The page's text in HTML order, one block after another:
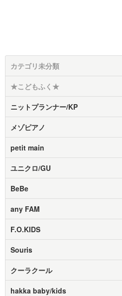
カテゴリ未分類
★こどもふく★
ニットプランナー/KP
メゾピアノ
petit main
ユニクロ/GU
BeBe
any FAM
F.O.KIDS
Souris
クーラクール
hakka baby/kids